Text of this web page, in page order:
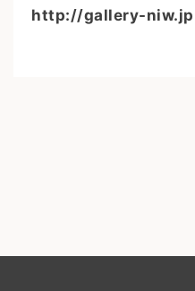
http://gallery-niw.jp